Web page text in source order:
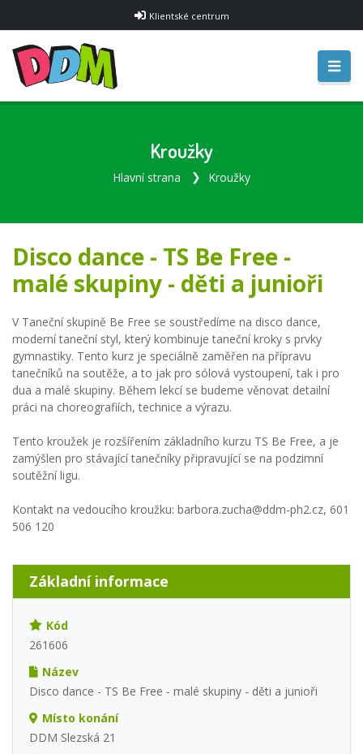
Klientské centrum
Kroužky
Hlavní strana Kroužky
Disco dance - TS Be Free -
malé skupiny - děti a junioři
V Taneční skupině Be Free se soustředíme na disco dance,
moderní taneční styl, který kombinuje taneční kroky s prvky
gymnastiky. Tento kurz je speciálně zaměřen na přípravu
tanečníků na soutěže, a to jak pro sólová vystoupení, tak i pro
dua a malé skupiny. Během lekcí se budeme věnovat detailní
práci na choreografiích, technice a výrazu.
Tento kroužek je rozšířením základního kurzu TS Be Free, a je
zamýšlen pro stávající tanečníky připravující se na podzimní
soutěžní ligu.
Kontakt na vedoucího kroužku: barbora.zucha@ddm-ph2.cz, 601
506 120
Základní informace
Kód
261606
Název
Disco dance - TS Be Free - malé skupiny - děti a junioři
Místo konání
DDM Slezská 21